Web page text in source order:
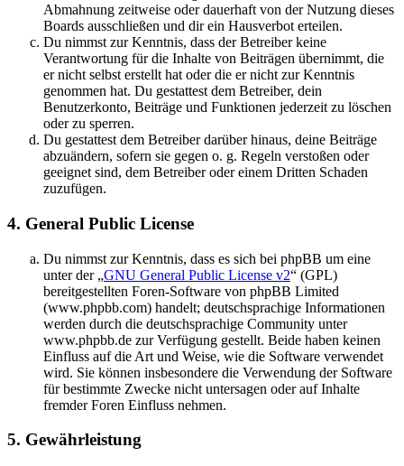
Abmahnung zeitweise oder dauerhaft von der Nutzung dieses
Boards ausschließen und dir ein Hausverbot erteilen.
Du nimmst zur Kenntnis, dass der Betreiber keine
Verantwortung für die Inhalte von Beiträgen übernimmt, die
er nicht selbst erstellt hat oder die er nicht zur Kenntnis
genommen hat. Du gestattest dem Betreiber, dein
Benutzerkonto, Beiträge und Funktionen jederzeit zu löschen
oder zu sperren.
Du gestattest dem Betreiber darüber hinaus, deine Beiträge
abzuändern, sofern sie gegen o. g. Regeln verstoßen oder
geeignet sind, dem Betreiber oder einem Dritten Schaden
zuzufügen.
4. General Public License
Du nimmst zur Kenntnis, dass es sich bei phpBB um eine
unter der „GNU General Public License v2“ (GPL)
bereitgestellten Foren-Software von phpBB Limited
(www.phpbb.com) handelt; deutschsprachige Informationen
werden durch die deutschsprachige Community unter
www.phpbb.de zur Verfügung gestellt. Beide haben keinen
Einfluss auf die Art und Weise, wie die Software verwendet
wird. Sie können insbesondere die Verwendung der Software
für bestimmte Zwecke nicht untersagen oder auf Inhalte
fremder Foren Einfluss nehmen.
5. Gewährleistung